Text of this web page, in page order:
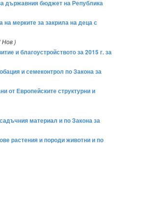
държавния бюджет на Република
мерките за закрила на деца с
Нов )
и благоустройството за 2015 г. за
и семеконтрол по Закона за
от Европейските структурни и
материал и по Закона за
растения и породи животни и по